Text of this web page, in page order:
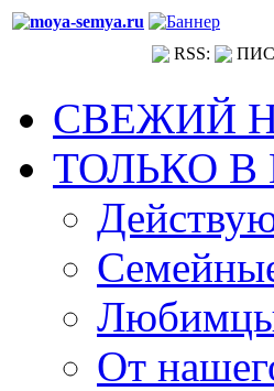
RSS:
СВЕЖИЙ
ТОЛЬКО
От